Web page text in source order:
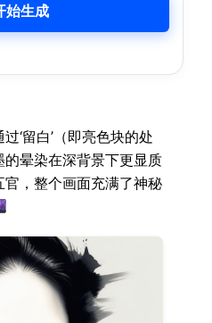
始生成
‘留白’（即亮色块的处
晕染在深背景下更显质
，整个画面充满了神秘